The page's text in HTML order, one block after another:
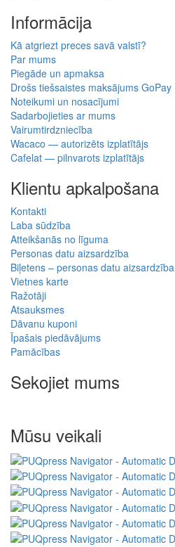
Informācija
Kā atgriezt preces savā valstī?
Par mums
Piegāde un apmaksa
Drošs tiešsaistes maksājums GoPay
Noteikumi un nosacījumi
Sadarbojieties ar mums
Vairumtirdzniecība
Wacaco — autorizēts izplatītājs
Cafelat — pilnvarots izplatītājs
Klientu apkalpošana
Kontakti
Laba sūdzība
Atteikšanās no līguma
Personas datu aizsardzība
Biļetens – personas datu aizsardzība
Vietnes karte
Ražotāji
Atsauksmes
Dāvanu kuponi
Īpašais piedāvājums
Pamācības
Sekojiet mums
Mūsu veikali